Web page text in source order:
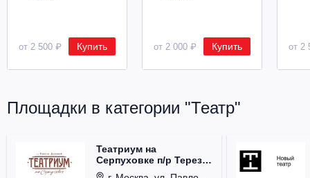
от 2 500 ₽ Купить от 2 000 ₽ Купить от 2
Площадки в категории "Театр"
Театриум на
Серпуховке п/р Терезы
Дуровой